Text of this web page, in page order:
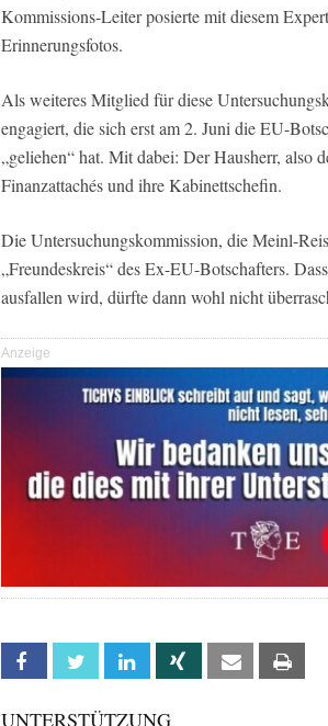
Kommissions-Leiter posierte mit diesem
Erinnerungsfotos.
Als weiteres Mitglied für diese
engagiert, die sich erst am 2. Juni die EU-
„geliehen“ hat. Mit dabei: Der Hausherr, also
Finanzattachés und ihre Kabinettschefin.
Die Untersuchungskommission, die Meinl-
„Freundeskreis“ des Ex-EU-Botschafters.
ausfallen wird, dürfte dann wohl nicht
Anzeige
Facebook Twitter Linkedin Xing Email
UNTERSTÜTZUNG